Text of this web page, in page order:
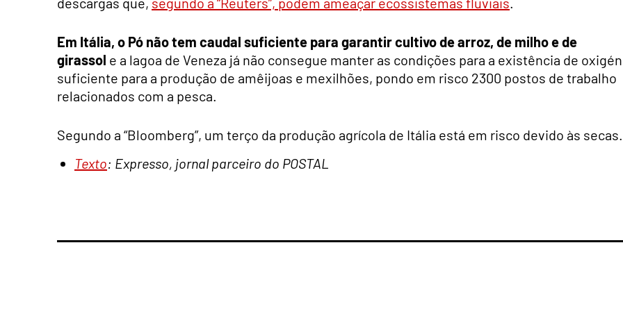
Em Itália, o Pó não tem caudal suficiente para garantir cultivo de arroz, de milho e de
girassol e a lagoa de Veneza já não consegue manter as condições para a existência de
suficiente para a produção de amêijoas e mexilhões, pondo em risco 2300 postos de trabalho
relacionados com a pesca.
Segundo a “Bloomberg”, um terço da produção agrícola de Itália está em risco devido às secas.
Texto: Expresso, jornal parceiro do POSTAL